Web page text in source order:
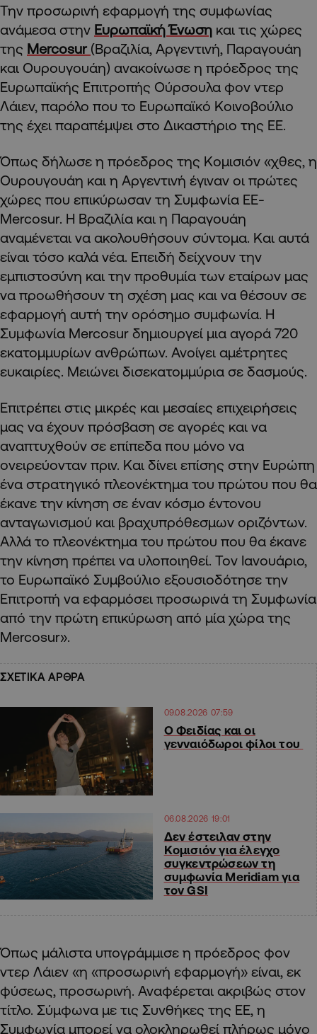
Την προσωρινή εφαρμογή της συμφωνίας
ανάμεσα στην Ευρωπαϊκή Ένωση και τις χώρες
της Mercosur (Βραζιλία, Αργεντινή, Παραγουάη
και Ουρουγουάη) ανακοίνωσε η πρόεδρος της
Ευρωπαϊκής Επιτροπής Ούρσουλα φον ντερ
Λάιεν, παρόλο που το Ευρωπαϊκό Κοινοβούλιο
της έχει παραπέμψει στο Δικαστήριο της ΕΕ.
Όπως δήλωσε η πρόεδρος της Κομισιόν «χθες, η
Ουρουγουάη και η Αργεντινή έγιναν οι πρώτες
χώρες που επικύρωσαν τη Συμφωνία ΕΕ-
Mercosur. Η Βραζιλία και η Παραγουάη
αναμένεται να ακολουθήσουν σύντομα. Και αυτά
είναι τόσο καλά νέα. Επειδή δείχνουν την
εμπιστοσύνη και την προθυμία των εταίρων μας
να προωθήσουν τη σχέση μας και να θέσουν σε
εφαρμογή αυτή την ορόσημο συμφωνία. Η
Συμφωνία Mercosur δημιουργεί μια αγορά 720
εκατομμυρίων ανθρώπων. Ανοίγει αμέτρητες
ευκαιρίες. Μειώνει δισεκατομμύρια σε δασμούς.
Επιτρέπει στις μικρές και μεσαίες επιχειρήσεις
μας να έχουν πρόσβαση σε αγορές και να
αναπτυχθούν σε επίπεδα που μόνο να
ονειρεύονταν πριν. Και δίνει επίσης στην Ευρώπη
ένα στρατηγικό πλεονέκτημα του πρώτου που θα
έκανε την κίνηση σε έναν κόσμο έντονου
ανταγωνισμού και βραχυπρόθεσμων οριζόντων.
Αλλά το πλεονέκτημα του πρώτου που θα έκανε
την κίνηση πρέπει να υλοποιηθεί. Τον Ιανουάριο,
το Ευρωπαϊκό Συμβούλιο εξουσιοδότησε την
Επιτροπή να εφαρμόσει προσωρινά τη Συμφωνία
από την πρώτη επικύρωση από μία χώρα της
Mercosur».
ΣΧΕΤΙΚΑ ΑΡΘΡΑ
09.08.2026 07:59
Ο Φειδίας και οι
γενναιόδωροι φίλοι του
06.08.2026 19:01
Δεν έστειλαν στην
Κομισιόν για έλεγχο
συγκεντρώσεων τη
συμφωνία Meridiam για
τον GSI
Όπως μάλιστα υπογράμμισε η πρόεδρος φον
ντερ Λάιεν «η «προσωρινή εφαρμογή» είναι, εκ
φύσεως, προσωρινή. Αναφέρεται ακριβώς στον
τίτλο. Σύμφωνα με τις Συνθήκες της ΕΕ, η
Συμφωνία μπορεί να ολοκληρωθεί πλήρως μόνο